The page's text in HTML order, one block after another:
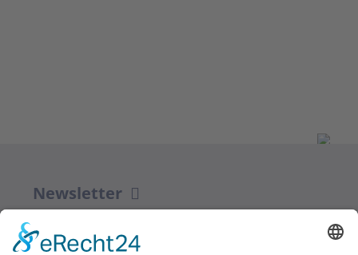
Newsletter
ZUR ANMELDUNG